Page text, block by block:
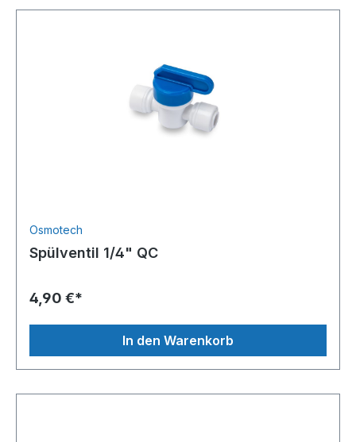
Osmotech
Spülventil 1/4" QC
4,90 €*
In den Warenkorb